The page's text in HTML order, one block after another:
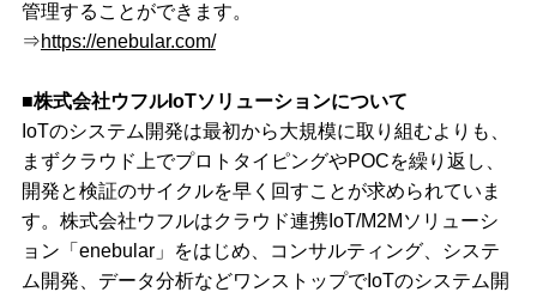
管理することができます。
⇒https://enebular.com/
■株式会社ウフルIoTソリューションについて
IoTのシステム開発は最初から大規模に取り組むよりも、
まずクラウド上でプロトタイピングやPOCを繰り返し、
開発と検証のサイクルを早く回すことが求められていま
す。株式会社ウフルはクラウド連携IoT/M2Mソリューシ
ョン「enebular」をはじめ、コンサルティング、システ
ム開発、データ分析などワンストップでIoTのシステム開